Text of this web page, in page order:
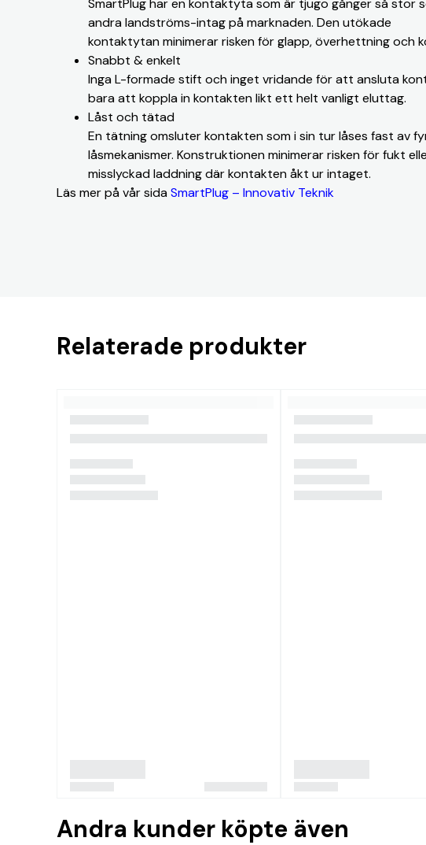
SmartPlug har en kontaktyta som är tjugo gånger så stor
andra landströms-intag på marknaden. Den utökade
kontaktytan minimerar risken för glapp, överhettning och
Snabbt & enkelt
Inga L-formade stift och inget vridande för att ansluta
bara att koppla in kontakten likt ett helt vanligt eluttag.
Låst och tätad
En tätning omsluter kontakten som i sin tur låses fast av
låsmekanismer. Konstruktionen minimerar risken för fukt
misslyckad laddning där kontakten åkt ur intaget.
Läs mer på vår sidaSmartPlug – Innovativ Teknik
Relaterade produkter
Andra kunder köpte även